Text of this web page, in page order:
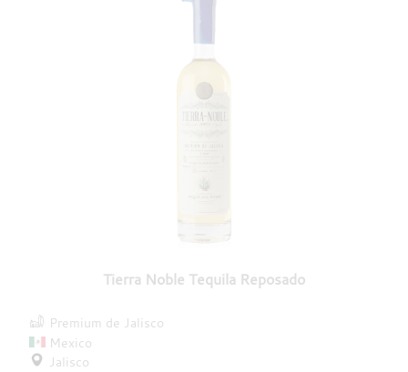
Tierra Noble Tequila Reposado
Premium de Jalisco
Mexico
Jalisco